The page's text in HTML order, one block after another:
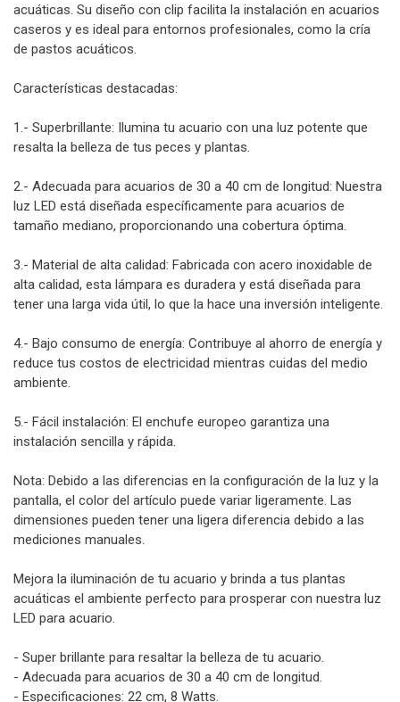
acuáticas. Su diseño con clip facilita la instalación en acuarios
caseros y es ideal para entornos profesionales, como la cría
de pastos acuáticos.
Características destacadas:
1.- Superbrillante: Ilumina tu acuario con una luz potente que
resalta la belleza de tus peces y plantas.
2.- Adecuada para acuarios de 30 a 40 cm de longitud: Nuestra
luz LED está diseñada específicamente para acuarios de
tamaño mediano, proporcionando una cobertura óptima.
3.- Material de alta calidad: Fabricada con acero inoxidable de
alta calidad, esta lámpara es duradera y está diseñada para
tener una larga vida útil, lo que la hace una inversión inteligente.
4.- Bajo consumo de energía: Contribuye al ahorro de energía y
reduce tus costos de electricidad mientras cuidas del medio
ambiente.
5.- Fácil instalación: El enchufe europeo garantiza una
instalación sencilla y rápida.
Nota: Debido a las diferencias en la configuración de la luz y la
pantalla, el color del artículo puede variar ligeramente. Las
dimensiones pueden tener una ligera diferencia debido a las
mediciones manuales.
Mejora la iluminación de tu acuario y brinda a tus plantas
acuáticas el ambiente perfecto para prosperar con nuestra luz
LED para acuario.
- Super brillante para resaltar la belleza de tu acuario.
- Adecuada para acuarios de 30 a 40 cm de longitud.
- Especificaciones: 22 cm, 8 Watts.